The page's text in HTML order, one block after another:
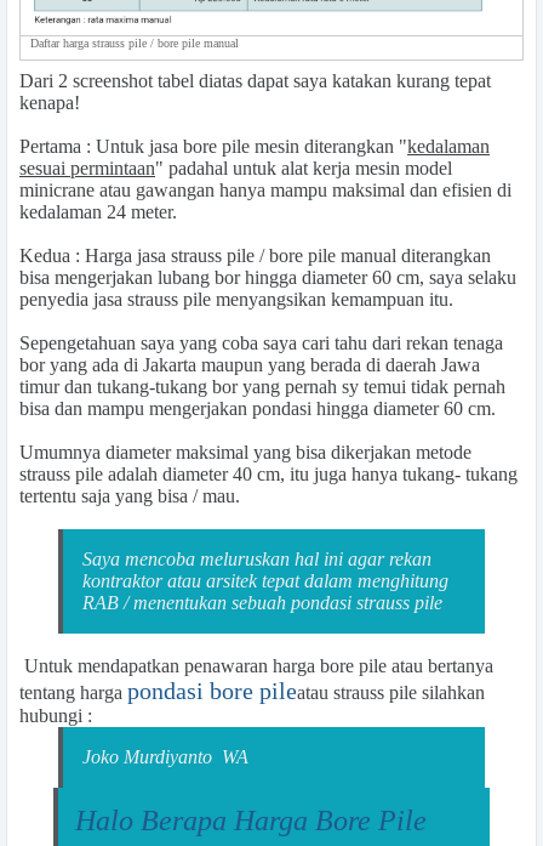
Daftar harga strauss pile / bore pile manual
Dari 2 screenshot tabel diatas dapat saya katakan kurang tepat
kenapa!
Pertama : Untuk jasa bore pile mesin diterangkan "kedalaman
sesuai permintaan" padahal untuk alat kerja mesin model
minicrane atau gawangan hanya mampu maksimal dan efisien di
kedalaman 24 meter.
Kedua : Harga jasa strauss pile / bore pile manual diterangkan
bisa mengerjakan lubang bor hingga diameter 60 cm, saya selaku
penyedia jasa strauss pile menyangsikan kemampuan itu.
Sepengetahuan saya yang coba saya cari tahu dari rekan tenaga
bor yang ada di Jakarta maupun yang berada di daerah Jawa
timur dan tukang-tukang bor yang pernah sy temui tidak pernah
bisa dan mampu mengerjakan pondasi hingga diameter 60 cm.
Umumnya diameter maksimal yang bisa dikerjakan metode
strauss pile adalah diameter 40 cm, itu juga hanya tukang- tukang
tertentu saja yang bisa / mau.
Saya mencoba meluruskan hal ini agar rekan
kontraktor atau arsitek tepat dalam menghitung
RAB / menentukan sebuah pondasi strauss pile
Untuk mendapatkan penawaran harga bore pile atau bertanya
tentang harga pondasi bore pileatau strauss pile silahkan
hubungi :
Joko Murdiyanto WA
Halo Berapa Harga Bore Pile